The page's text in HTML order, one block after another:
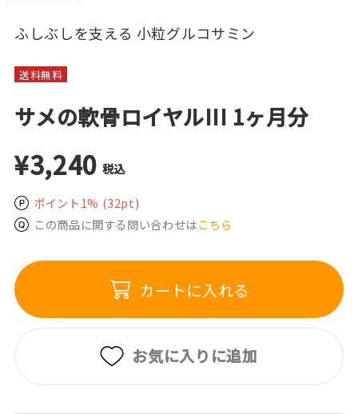
ふしぶしを支える 小粒グルコサミン
送料無料
サメの軟骨ロイヤルIII 1ヶ月分
¥3,240 税込
ポイント1% (32pt)
この商品に関する問い合わせはこちら
カートに入れる
お気に入りに追加